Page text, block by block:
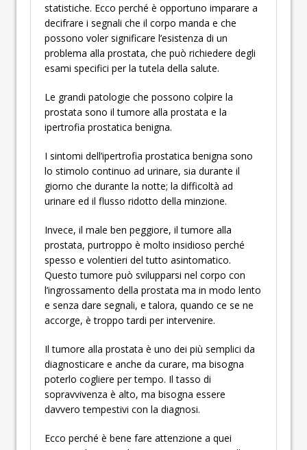
statistiche. Ecco perché è opportuno imparare a
decifrare i segnali che il corpo manda e che
possono voler significare l’esistenza di un
problema alla prostata, che può richiedere degli
esami specifici per la tutela della salute.
Le grandi patologie che possono colpire la
prostata sono il tumore alla prostata e la
ipertrofia prostatica benigna.
I sintomi dell’ipertrofia prostatica benigna sono
lo stimolo continuo ad urinare, sia durante il
giorno che durante la notte; la difficoltà ad
urinare ed il flusso ridotto della minzione.
Invece, il male ben peggiore, il tumore alla
prostata, purtroppo è molto insidioso perché
spesso e volentieri del tutto asintomatico.
Questo tumore può svilupparsi nel corpo con
l’ingrossamento della prostata ma in modo lento
e senza dare segnali, e talora, quando ce se ne
accorge, è troppo tardi per intervenire.
Il tumore alla prostata è uno dei più semplici da
diagnosticare e anche da curare, ma bisogna
poterlo cogliere per tempo. Il tasso di
sopravvivenza è alto, ma bisogna essere
davvero tempestivi con la diagnosi.
Ecco perché è bene fare attenzione a quei